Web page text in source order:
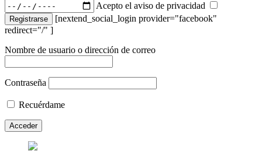
Acepto el aviso de privacidad
Registrarse
[nextend_social_login provider="facebook"
redirect="/" ]
Nombre de usuario o dirección de correo
Contraseña
Recuérdame